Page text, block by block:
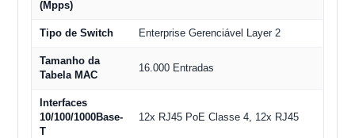
(Mpps)
Tipo de Switch Enterprise Gerenciável Layer 2
Tamanho da
Tabela MAC
16.000 Entradas
Interfaces
10/100/1000Base-
T
12x RJ45 PoE Classe 4, 12x RJ45